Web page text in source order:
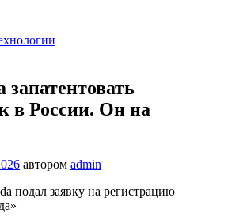
в России. Он на
автором admin
подал заявку на регистрацию